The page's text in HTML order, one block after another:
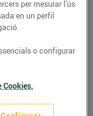
09:00-21:30
per mesurar l’ús
en un perfil
o configurar
Cookies.